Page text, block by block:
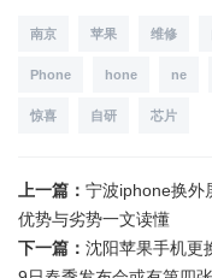
南京 苹果 维修
Phone hone ne
惊喜 自研 芯片
上一篇： 宁波iphone换外
优势与劣势一文读懂
下一篇： 沈阳苹果手机更